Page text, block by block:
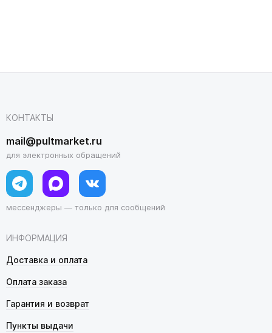
ИНФОРМАЦИЯ
Доставка и оплата
Оплата заказа
Гарантия и возврат
Пункты выдачи
КОНТАКТЫ
mail@pultmarket.ru
для электронных обращений
мессенджеры — только для сообщений